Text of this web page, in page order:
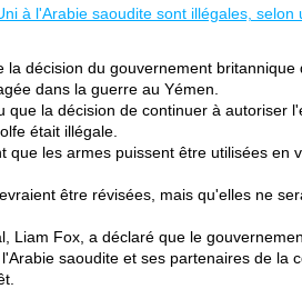
la décision du gouvernement britannique
dans la guerre au Yémen.
que la décision de continuer à autoriser
était illégale.
que les armes puissent être utilisées en
être révisées, mais qu'elles ne
Liam Fox, a déclaré que le
saoudite et ses partenaires de la